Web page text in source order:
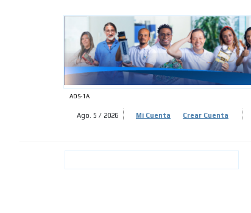
ADS-1A
Ago. 5 / 2026 Mi Cuenta Crear Cuenta